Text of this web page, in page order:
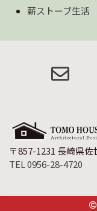
薪ストーブ生活
〒857-1231 長崎県
TEL 0956-28-4720